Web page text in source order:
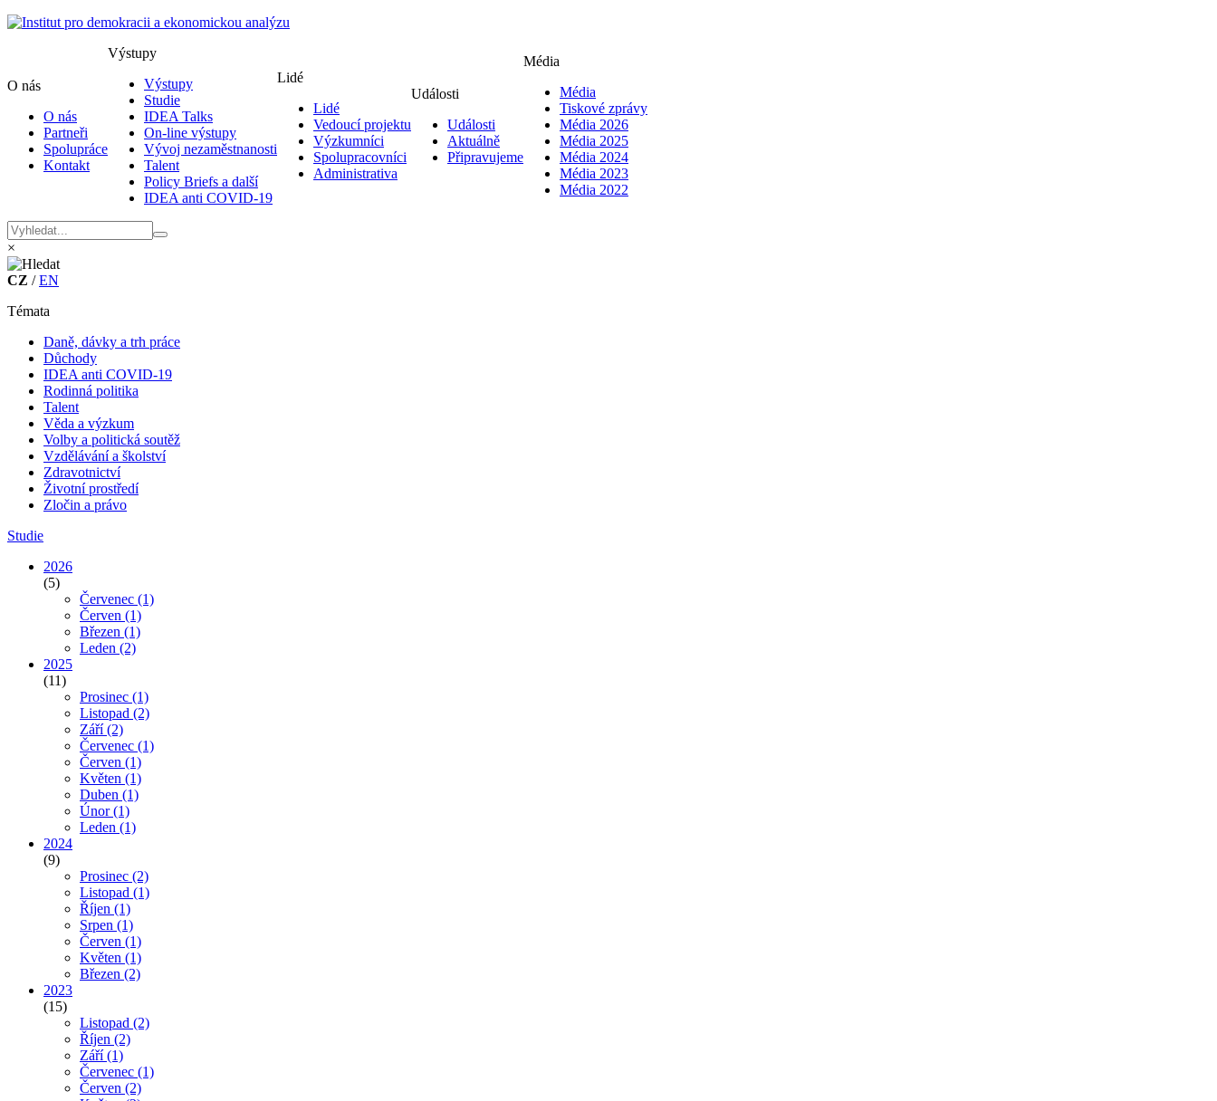
O nás
O nás
Partneři
Spolupráce
Kontakt
Výstupy
Výstupy
Studie
IDEA Talks
On-line výstupy
Vývoj nezaměstnanosti
Talent
Policy Briefs a další
IDEA anti COVID-19
Lidé
Lidé
Vedoucí projektu
Výzkumníci
Spolupracovníci
Administrativa
Události
Události
Aktuálně
Připravujeme
Média
Média
Tiskové zprávy
Média 2026
Média 2025
Média 2024
Média 2023
Média 2022
×
CZ /EN
Témata
Daně, dávky a trh práce
Důchody
IDEA anti COVID-19
Rodinná politika
Talent
Věda a výzkum
Volby a politická soutěž
Vzdělávání a školství
Zdravotnictví
Životní prostředí
Zločin a právo
Studie
2026
(5)
Červenec (1)
Červen (1)
Březen (1)
Leden (2)
2025
(11)
Prosinec (1)
Listopad (2)
Září(2)
Červenec (1)
Červen (1)
Květen (1)
Duben (1)
Únor(1)
Leden (1)
2024
(9)
Prosinec (2)
Listopad (1)
Říjen (1)
Srpen (1)
Červen (1)
Květen (1)
Březen (2)
2023
(15)
Listopad (2)
Říjen (2)
Září(1)
Červenec (1)
Červen (2)